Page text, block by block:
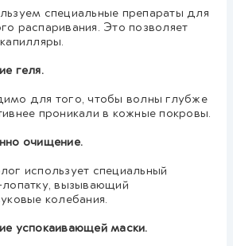
специальные препараты для
распаривания. Это позволяет
геля.
для того, чтобы волны глубже
проникали в кожные покровы.
очищение.
использует специальный
вызывающий
колебания.
успокаивающей маски.